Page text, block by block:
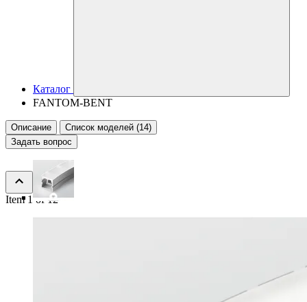
Каталог
FANTOM-BENT
Описание
Список моделей (14)
Задать вопрос
Item 1 of 12